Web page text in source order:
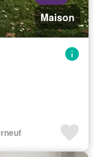
Maison